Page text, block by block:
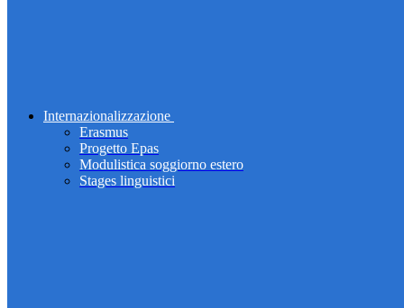
Internazionalizzazione
Erasmus
Progetto Epas
Modulistica soggiorno estero
Stages linguistici